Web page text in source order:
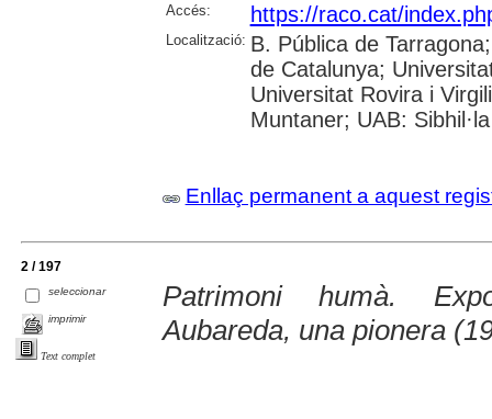
Accés: https://raco.cat/
Localització: B. Pública de
de Catalunya;
Universitat Rovira i
Muntaner; UAB: Sibhil·la
Enllaç permanent a aquest
2 / 197
seleccionar
imprimir
Text complet
Patrimoni humà.
Aubareda, una pionera